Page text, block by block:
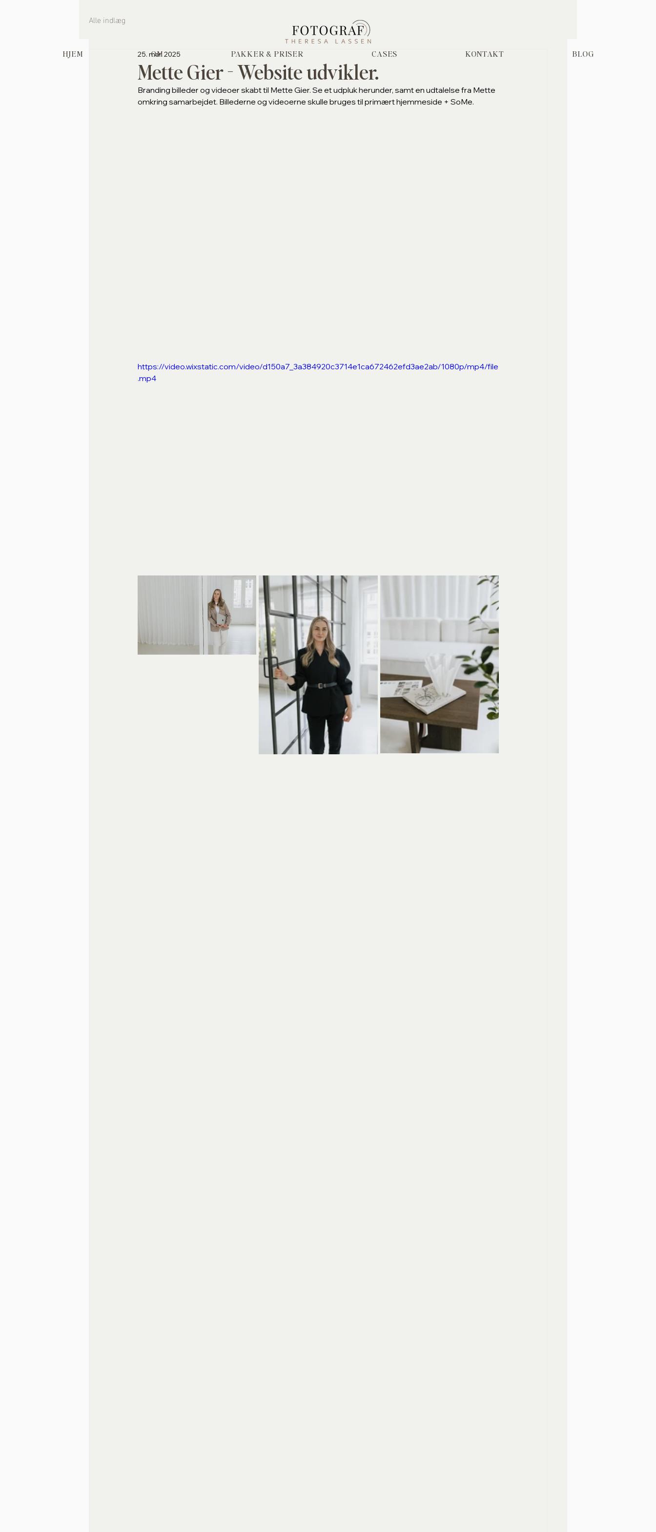
Alle indlæg
Mette Gier - Website udvikler.
25. mar. 2025
Branding billeder og videoer skabt til Mette Gier. Se et udpluk herunder, samt en udtalelse fra Mette
omkring samarbejdet. Billederne og videoerne skulle bruges til primært hjemmeside + SoMe.
https://video.wixstatic.com/video/d150a7_3a384920c3714e1ca672462efd3ae2ab/1080p/mp4/file
.mp4
HJEM OM PAKKER & PRISER CASES KONTAKT BLOG